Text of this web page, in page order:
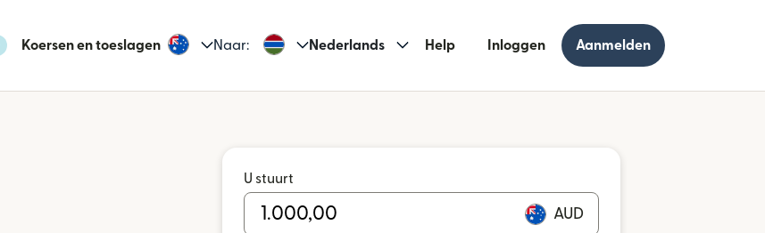
Koersen en toeslagen Naar: Nederlands Help Inloggen Aanmelden
U stuurt
AUD